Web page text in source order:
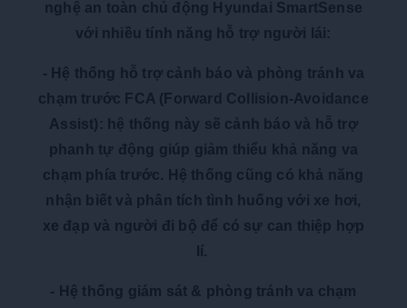
nghệ an toàn chủ động Hyundai SmartSense
với nhiều tính năng hỗ trợ người lái:
- Hệ thống hỗ trợ cảnh báo và phòng tránh va
chạm trước FCA (Forward Collision-Avoidance
Assist) :
hệ thống này sẽ cảnh báo và hỗ trợ
phanh tự động giúp giảm thiểu khả năng va
chạm phía trước. Hệ thống cũng có khả năng
nhận biết và phân tích tình huống với xe hơi,
xe đạp và người đi bộ để có sự can thiệp hợp
lí.
- Hệ thống giám sát & phòng tránh va chạm